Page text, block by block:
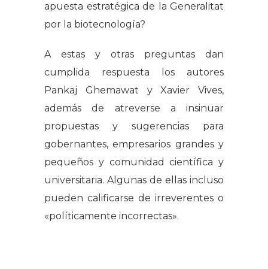
apuesta estratégica de la Generalitat
por la biotecnología?
A estas y otras preguntas dan
cumplida respuesta los autores
Pankaj Ghemawat y Xavier Vives,
además de atreverse a insinuar
propuestas y sugerencias para
gobernantes, empresarios grandes y
pequeños y comunidad científica y
universitaria. Algunas de ellas incluso
pueden calificarse de irreverentes o
«políticamente incorrectas».